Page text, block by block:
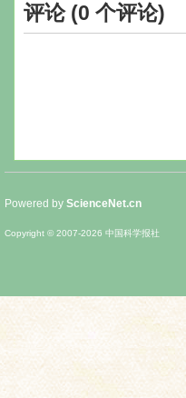
评论 (0 个评论)
Powered by ScienceNet.cn
Copyright © 2007-2026 中国科学报社